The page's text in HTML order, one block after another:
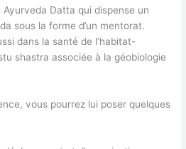
Ayurveda Datta qui dispense un
sous la forme d’un mentorat.
dans la santé de l’habitat-
shastra associée à la géobiologie
vous pourrez lui poser quelques